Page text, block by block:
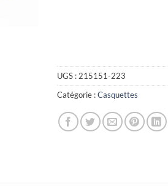
UGS : 215151-223
Catégorie :Casquettes